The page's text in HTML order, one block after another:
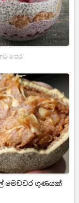
පෙර
මෙච්චර ගුණයක්